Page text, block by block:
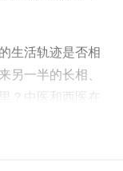
生活轨迹是否相
另一半的长相、
？中医和西医在
科竟对中医有研